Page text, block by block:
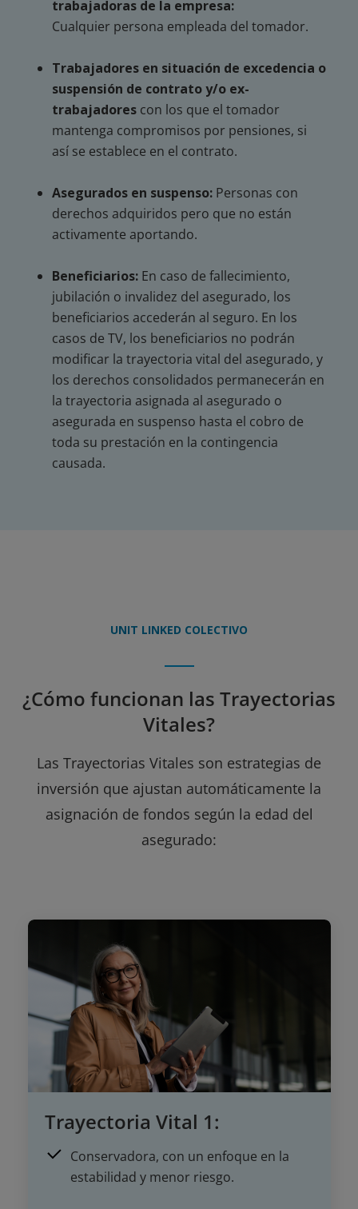
trabajadoras de la empresa:
Cualquier persona empleada del tomador.
Trabajadores en situación de excedencia o
suspensión de contrato y/o ex-
trabajadores con los que el tomador
mantenga compromisos por pensiones, si
así se establece en el contrato.
Asegurados en suspenso: Personas con
derechos adquiridos pero que no están
activamente aportando.
Beneficiarios: En caso de fallecimiento,
jubilación o invalidez del asegurado, los
beneficiarios accederán al seguro. En los
casos de TV, los beneficiarios no podrán
modificar la trayectoria vital del asegurado, y
los derechos consolidados permanecerán en
la trayectoria asignada al asegurado o
asegurada en suspenso hasta el cobro de
toda su prestación en la contingencia
causada.
UNIT LINKED COLECTIVO
¿Cómo funcionan las Trayectorias
Vitales?
Las Trayectorias Vitales son estrategias de
inversión que ajustan automáticamente la
asignación de fondos según la edad del
asegurado:
Trayectoria Vital 1:
Conservadora, con un enfoque en la
estabilidad y menor riesgo.